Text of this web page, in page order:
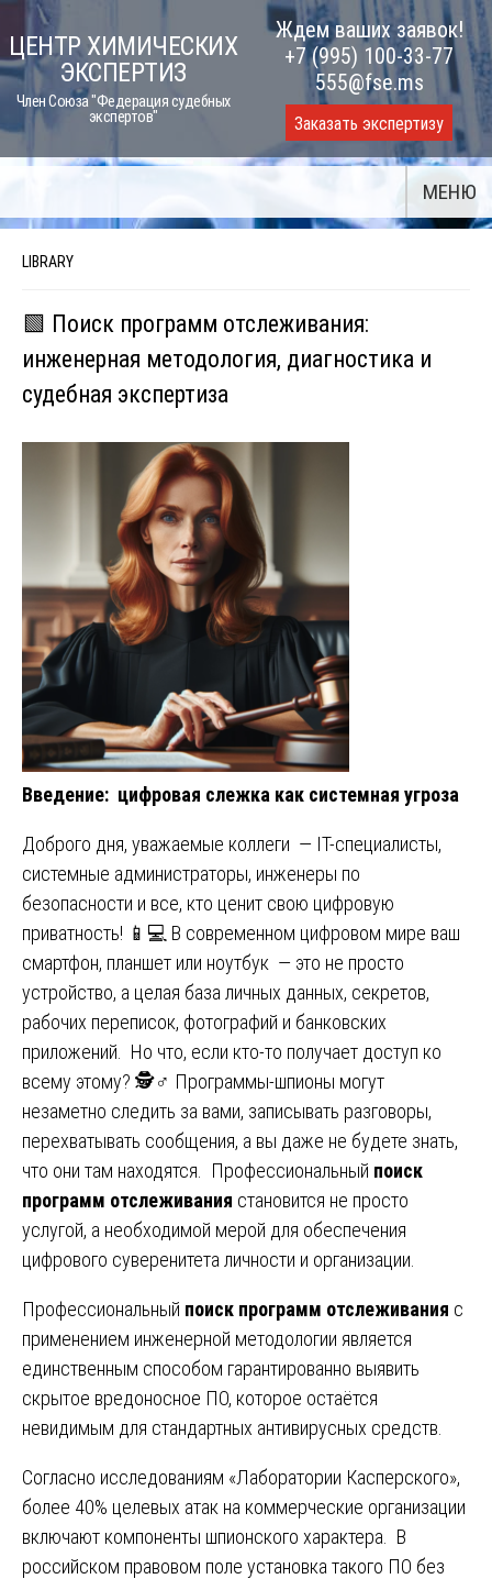
Skip
to
content
ЦЕНТР ХИМИЧЕСКИХ
ЭКСПЕРТИЗ
Член Союза "Федерация судебных
экспертов"
Ждем ваших заявок!
+7 (995) 100-33-77
555@fse.ms
Заказать экспертизу
МЕНЮ
LIBRARY
🟩 Поиск программ отслеживания:
инженерная методология, диагностика и
судебная экспертиза
Введение: цифровая слежка как системная угроза
Доброго дня, уважаемые коллеги — IT-специалисты,
системные администраторы, инженеры по
безопасности и все, кто ценит свою цифровую
приватность! 📱💻 В современном цифровом мире ваш
смартфон, планшет или ноутбук — это не просто
устройство, а целая база личных данных, секретов,
рабочих переписок, фотографий и банковских
приложений. Но что, если кто-то получает доступ ко
всему этому? 🕵️♂️ Программы-шпионы могут
незаметно следить за вами, записывать разговоры,
перехватывать сообщения, а вы даже не будете знать,
что они там находятся. Профессиональный поиск
программ отслеживания становится не просто
услугой, а необходимой мерой для обеспечения
цифрового суверенитета личности и организации.
Профессиональный поиск программ отслеживания с
применением инженерной методологии является
единственным способом гарантированно выявить
скрытое вредоносное ПО, которое остаётся
невидимым для стандартных антивирусных средств.
Согласно исследованиям «Лаборатории Касперского»,
более 40% целевых атак на коммерческие организации
включают компоненты шпионского характера. В
российском правовом поле установка такого ПО без